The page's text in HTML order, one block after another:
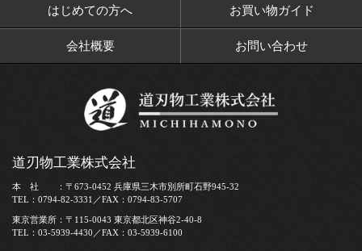
はじめての方へ お買い物ガイド
会社概要 お問い合わせ
道刃物工業株式会社
本 社 ：〒673-0452 兵庫県三木市別所町石野945-32
TEL：0794-82-3331／FAX：0794-83-5707
東京営業所：〒115-0043 東京都北区神谷2-40-8
TEL：03-5939-4430／FAX：03-5939-6100